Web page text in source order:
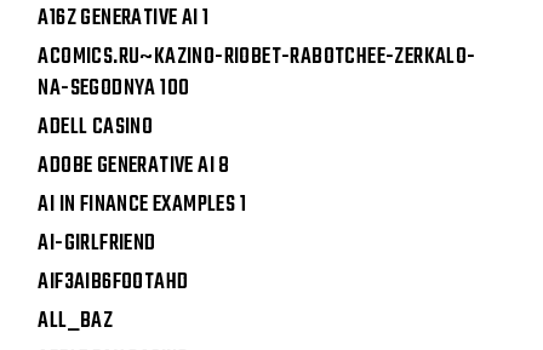
A16Z GENERATIVE AI 1
ACOMICS.RU~KAZINO-RIOBET-RABOTCHEE-ZERKALO-
NA-SEGODNYA 100
ADELL CASINO
ADOBE GENERATIVE AI 8
AI IN FINANCE EXAMPLES 1
AI-GIRLFRIEND
AIF3AIB6FOOTAHD
ALL_BAZ